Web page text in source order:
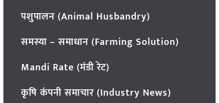
पशुपालन (Animal Husbandry)
समस्या – समाधान (Farming Solution)
Mandi Rate (मंडी रेट)
कृषि कंपनी समाचार (Industry News)